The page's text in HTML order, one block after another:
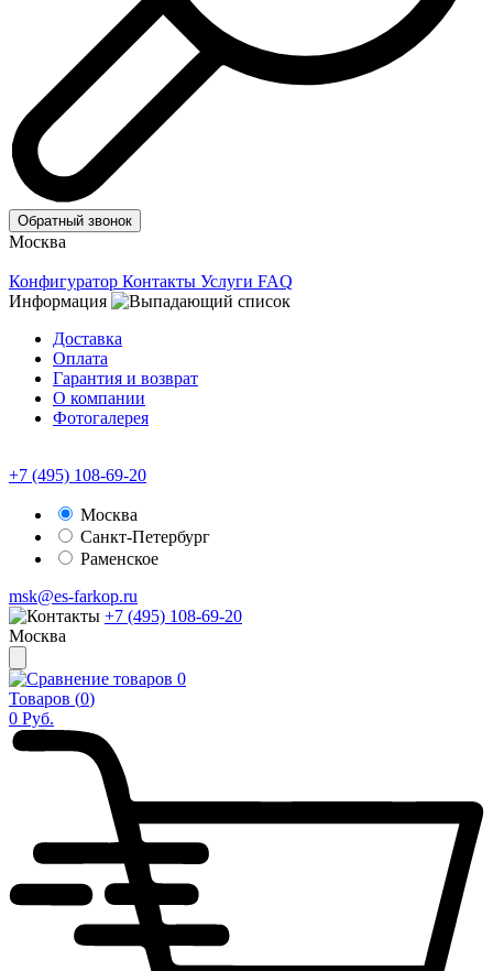
Обратный звонок
Москва
Конфигуратор Контакты Услуги FAQ
Информация
Доставка
Оплата
Гарантия и возврат
О компании
Фотогалерея
+7 (495) 108-69-20
Москва
Санкт-Петербург
Раменское
msk@es-farkop.ru
+7 (495) 108-69-20
Москва
0
Товаров (0)
0 Руб.